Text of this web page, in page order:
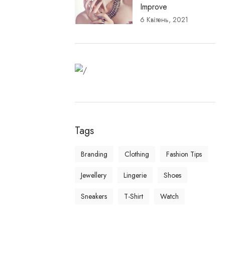
Improve
6 Квітень, 2021
Best Deal on Fitness
Tags
Branding Clothing Fashion Tips
Jewellery Lingerie Shoes
Sneakers T-Shirt Watch